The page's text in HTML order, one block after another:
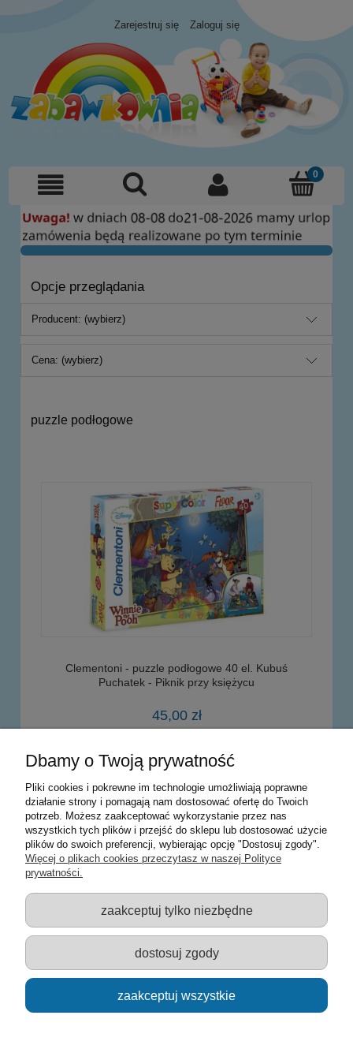
Zarejestruj się Zaloguj się
Opcje przeglądania
Producent: (wybierz)
Cena: (wybierz)
puzzle podłogowe
Clementoni - puzzle podłogowe 40 el. Kubuś
Puchatek - Piknik przy księżycu
45,00 zł
powiadom o dostępności
Warunki zakupów
Moje konto
Informacje o sklepie
Sklep z zabawkami Łódź :: Hurownia zabawek :: Zabawki
edukacyjne :: Zestawy artystyczne :: Zabawki :: samochody Welly
:: Zabawkownia :: zabawki dla dzieci :: Lalki :: Klocki :: Artykuły
szkolne ::
Dbamy o Twoją prywatność
Pliki cookies i pokrewne im technologie umożliwiają poprawne
działanie strony i pomagają nam dostosować ofertę do Twoich
potrzeb. Możesz zaakceptować wykorzystanie przez nas
wszystkich tych plików i przejść do sklepu lub dostosować użycie
plików do swoich preferencji, wybierając opcję "Dostosuj zgody".
Więcej o plikach cookies przeczytasz w naszej Polityce
prywatności.
zaakceptuj tylko niezbędne
dostosuj zgody
zaakceptuj wszystkie